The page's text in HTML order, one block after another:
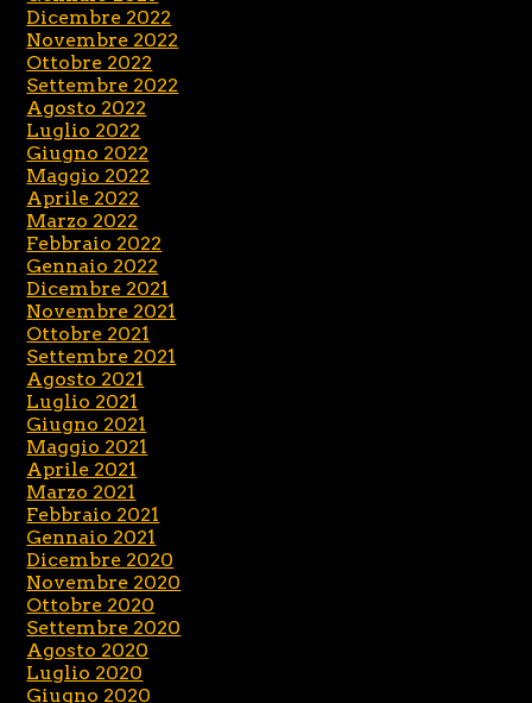
Dicembre 2022
Novembre 2022
Ottobre 2022
Settembre 2022
Agosto 2022
Luglio 2022
Giugno 2022
Maggio 2022
Aprile 2022
Marzo 2022
Febbraio 2022
Gennaio 2022
Dicembre 2021
Novembre 2021
Ottobre 2021
Settembre 2021
Agosto 2021
Luglio 2021
Giugno 2021
Maggio 2021
Aprile 2021
Marzo 2021
Febbraio 2021
Gennaio 2021
Dicembre 2020
Novembre 2020
Ottobre 2020
Settembre 2020
Agosto 2020
Luglio 2020
Giugno 2020